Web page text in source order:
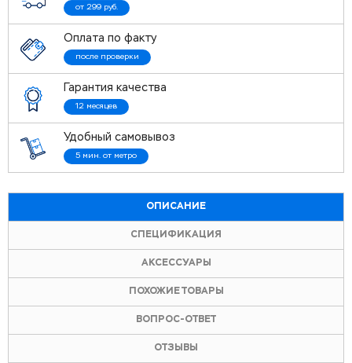
от 299 руб.
Оплата по факту
после проверки
Гарантия качества
12 месяцев
Удобный самовывоз
5 мин. от метро
ОПИСАНИЕ
СПЕЦИФИКАЦИЯ
АКСЕССУАРЫ
ПОХОЖИЕ ТОВАРЫ
ВОПРОС-ОТВЕТ
ОТЗЫВЫ